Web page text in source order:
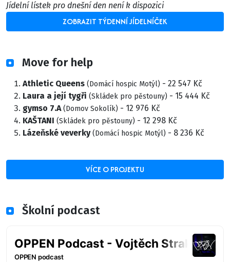
Jídelní lístek pro dnešní den není k dispozici
ZOBRAZIT TÝDENNÍ JÍDELNÍČEK
Move for help
Athletic Queens (Domácí hospic Motýl) - 22 547 Kč
Laura a její tygři (Skládek pro pěstouny) - 15 444 Kč
gymso 7.A (Domov Sokolík) - 12 976 Kč
KAŠTANI (Skládek pro pěstouny) - 12 298 Kč
Lázeňské veverky (Domácí hospic Motýl) - 8 236 Kč
VÍCE O PROJEKTU
Školní podcast